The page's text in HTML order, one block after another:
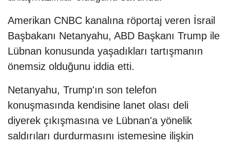
Amerikan CNBC kanalına röportaj veren İsrail
Başbakanı Netanyahu, ABD Başkanı Trump ile
Lübnan konusunda yaşadıkları tartışmanın
önemsiz olduğunu iddia etti.
Netanyahu, Trump'ın son telefon
konuşmasında kendisine lanet olası deli
diyerek çıkışmasına ve Lübnan'a yönelik
saldırıları durdurmasını istemesine ilişkin